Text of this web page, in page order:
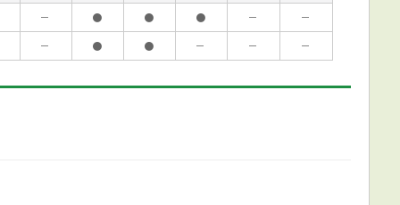
－ ● ● ● －
－
－ ● ● － － －